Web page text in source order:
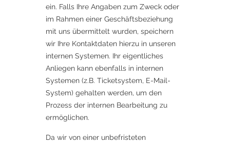
ein. Falls Ihre Angaben zum Zweck oder
im Rahmen einer Geschäftsbeziehung
mit uns übermittelt wurden, speichern
wir Ihre Kontaktdaten hierzu in unseren
internen Systemen. Ihr eigentliches
Anliegen kann ebenfalls in internen
Systemen (z.B. Ticketsystem, E-Mail-
System) gehalten werden, um den
Prozess der internen Bearbeitung zu
ermöglichen.
Da wir von einer unbefristeten